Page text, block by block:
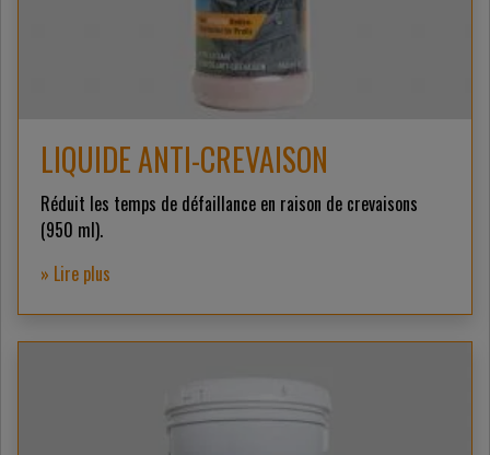
LIQUIDE ANTI-CREVAISON
Réduit les temps de défaillance en raison de crevaisons
(950 ml).
» Lire plus